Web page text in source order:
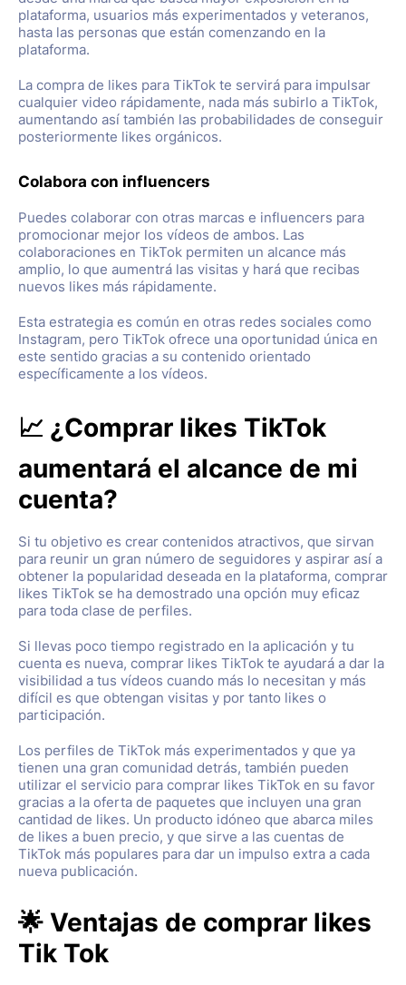
plataforma, usuarios más experimentados y veteranos,
hasta las personas que están comenzando en la
plataforma.
La compra de likes para TikTok te servirá para impulsar
cualquier video rápidamente, nada más subirlo a TikTok,
aumentando así también las probabilidades de conseguir
posteriormente likes orgánicos.
Colabora con influencers
Puedes colaborar con otras marcas e influencers para
promocionar mejor los vídeos de ambos. Las
colaboraciones en TikTok permiten un alcance más
amplio, lo que aumentrá las visitas y hará que recibas
nuevos likes más rápidamente.
Esta estrategia es común en otras redes sociales como
Instagram, pero TikTok ofrece una oportunidad única en
este sentido gracias a su contenido orientado
específicamente a los vídeos.
📈 ¿Comprar likes TikTok
aumentará el alcance de mi
cuenta?
Si tu objetivo es crear contenidos atractivos, que sirvan
para reunir un gran número de seguidores y aspirar así a
obtener la popularidad deseada en la plataforma, comprar
likes TikTok se ha demostrado una opción muy eficaz
para toda clase de perfiles.
Si llevas poco tiempo registrado en la aplicación y tu
cuenta es nueva, comprar likes TikTok te ayudará a dar la
visibilidad a tus vídeos cuando más lo necesitan y más
difícil es que obtengan visitas y por tanto likes o
participación.
Los perfiles de TikTok más experimentados y que ya
tienen una gran comunidad detrás, también pueden
utilizar el servicio para comprar likes TikTok en su favor
gracias a la oferta de paquetes que incluyen una gran
cantidad de likes. Un producto idóneo que abarca miles
de likes a buen precio, y que sirve a las cuentas de
TikTok más populares para dar un impulso extra a cada
nueva publicación.
🌟 Ventajas de comprar likes
Tik Tok